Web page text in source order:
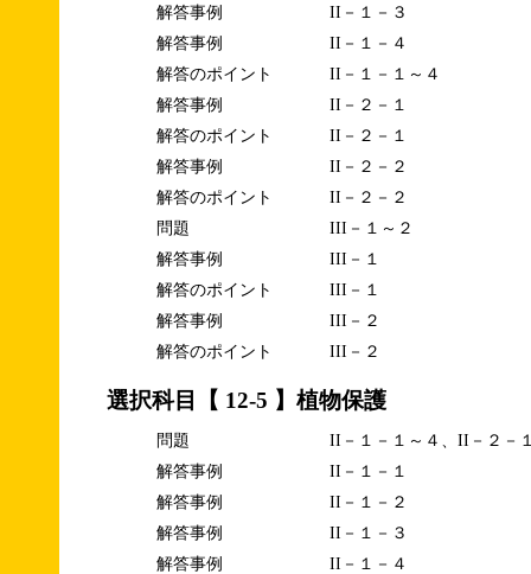
解答事例
II－１－３
解答事例
II－１－４
解答のポイント
II－１－１～４
解答事例
II－２－１
解答のポイント
II－２－１
解答事例
II－２－２
解答のポイント
II－２－２
問題
III－１～２
解答事例
III－１
解答のポイント
III－１
解答事例
III－２
解答のポイント
III－２
選択科目【 12-5 】植物保護
問題
II－１－１～４、II－２－
解答事例
II－１－１
解答事例
II－１－２
解答事例
II－１－３
解答事例
II－１－４